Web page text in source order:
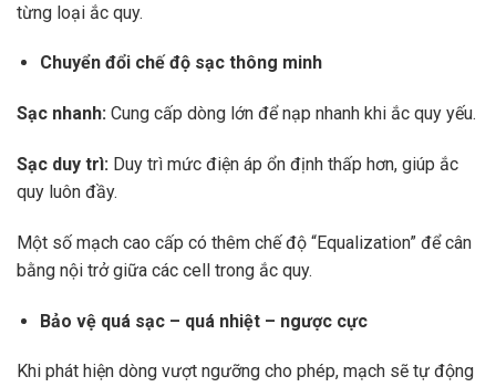
từng loại ắc quy.
Chuyển đổi chế độ sạc thông minh
Sạc nhanh: Cung cấp dòng lớn để nạp nhanh khi ắc quy yếu.
Sạc duy trì: Duy trì mức điện áp ổn định thấp hơn, giúp ắc
quy luôn đầy.
Một số mạch cao cấp có thêm chế độ “Equalization” để cân
bằng nội trở giữa các cell trong ắc quy.
Bảo vệ quá sạc – quá nhiệt – ngược cực
Khi phát hiện dòng vượt ngưỡng cho phép, mạch sẽ tự động